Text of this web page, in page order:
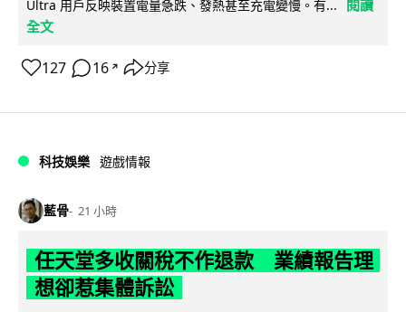
Ultra 用戶反映裝置電量急跌、發熱甚至充電變慢。有...
閱讀
全文
127 16 ↗ 分享
科技娛樂 遊戲情報
藍骨 21 小時
任天堂多收關稅不作退款 業績報告理
想卻惹集體訴訟